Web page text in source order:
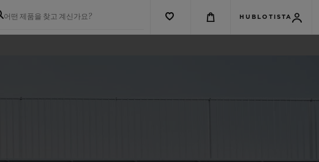
어떤 제품을 찾고 계신가요? HUBLOTISTA